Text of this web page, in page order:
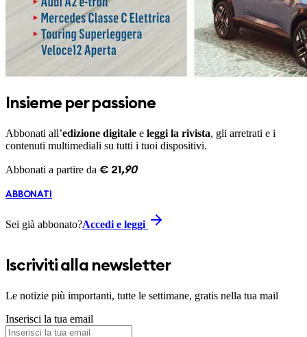
Insieme per passione
Abbonati all’edizione digitale e leggi la rivista, gli arretrati e i
contenuti multimediali su tutti i tuoi dispositivi.
Abbonati a partire da € 21 ,90
ABBONATI
Sei già abbonato?Accedi e leggi
Iscriviti alla newsletter
Le notizie più importanti, tutte le settimane, gratis nella tua mail
Inserisci la tua email